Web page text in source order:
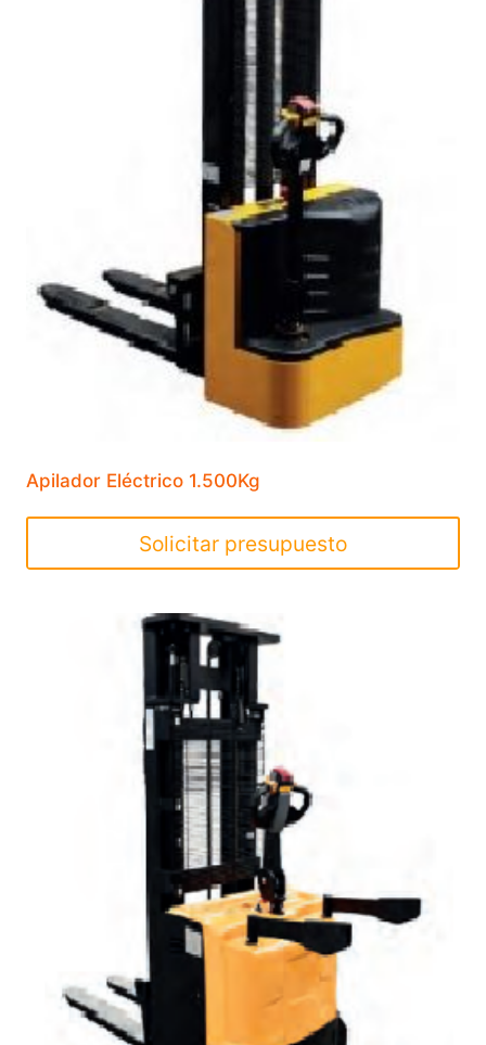
Apilador Eléctrico 1.500Kg
Solicitar presupuesto